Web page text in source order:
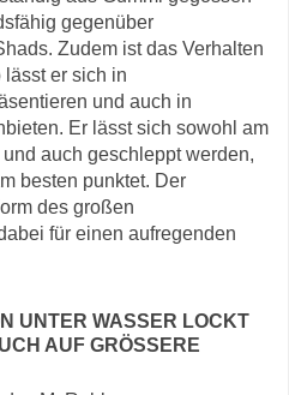
gegenüber
Zudem ist das Verhalten
er sich in
und auch in
Er lässt sich sowohl am
auch geschleppt werden,
besten punktet. Der
des großen
für einen aufregenden
UNTER WASSER LOCKT
AUF GRÖSSERE E